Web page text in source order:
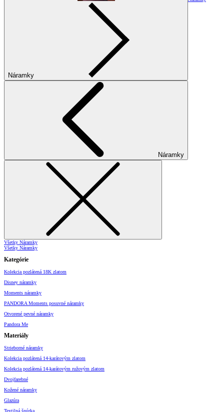
Náramky
Náramky
Všetky Náramky
Všetky Náramky
Kategórie
Kolekcia pozlátená 18K zlatom
Disney náramky
Moments náramky
PANDORA Moments posuvné náramky
Otvorené pevné náramky
Pandora Me
Materiály
Strieborné náramky
Kolekcia pozlátená 14-karátovým zlatom
Kolekcia pozlátená 14-karátovým ružovým zlatom
Dvojfarebné
Kožené náramky
Glazúra
Textilná šnúrka